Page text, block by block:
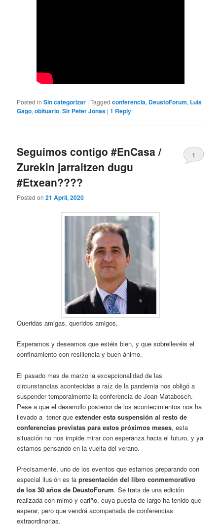
Posted in Sin categorizar |Tagged conferencia, DeustoForum, Luis
Gago,obituario,Sir Peter Jonas |1 Reply
Seguimos contigo #EnCasa /
Zurekin jarraitzen dugu
#Etxean????
Posted on21 April, 2020
1
Queridas amigas, queridos amigos,
Esperamos y deseamos que estéis bien, y que sobrellevéis el
confinamiento con resiliencia y buen ánimo.
El pasado mes de marzo la excepcionalidad de las
circunstancias acontecidas a raíz de la pandemia nos obligó a
suspender temporalmente la conferencia de Joan Matabosch.
Pese a que el desarrollo posterior de los acontecimientos nos ha
llevado a tener queextender esta suspensión al resto de
conferencias previstas para estos próximos meses, esta
situación no nos impide mirar con esperanza hacia el futuro, y ya
estamos pensando en la vuelta del verano.
Precisamente, uno de los eventos que estamos preparando con
especial ilusión es lapresentación del libro conmemorativo
de los 30 años de DeustoForum. Se trata de una edición
realizada con mimo y cariño, cuya puesta de largo ha tenido que
esperar, pero que vendrá acompañada de conferencias
extraordinarias.